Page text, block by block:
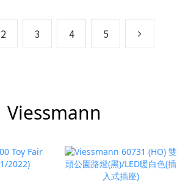
2 3 4 5
Viessmann